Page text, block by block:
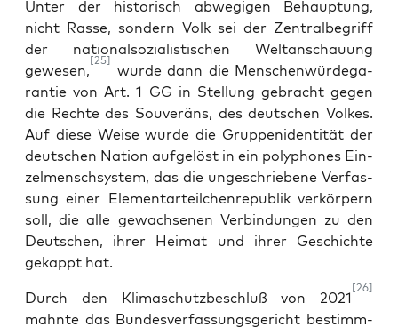
Unter der his­to­risch abwe­gi­gen Behaup­tung,
nicht Ras­se, son­dern Volk sei der Zen­tral­be­griff
der natio­nal­so­zia­lis­ti­schen Welt­an­schau­ung
gewe­sen,
[25]
wur­de dann die Men­schen­wür­de­ga­
ran­tie von Art. 1 GG in Stel­lung gebracht gegen
die Rech­te des Sou­ve­räns, des deut­schen Vol­kes.
Auf die­se Wei­se wur­de die Grup­pen­iden­ti­tät der
deut­schen Nati­on auf­ge­löst in ein poly­pho­nes Ein­
zel­mensch­sys­tem, das die unge­schrie­be­ne Ver­fas­
sung einer Ele­men­tar­teil­chen­re­pu­blik ver­kör­pern
soll, die alle gewach­se­nen Ver­bin­dun­gen zu den
Deut­schen, ihrer Hei­mat und ihrer Geschich­te
gekappt hat.
Durch den Kli­ma­schutz­be­schluß von 2021
[26]
mahn­te das Bun­des­ver­fas­sungs­ge­richt bestimm­